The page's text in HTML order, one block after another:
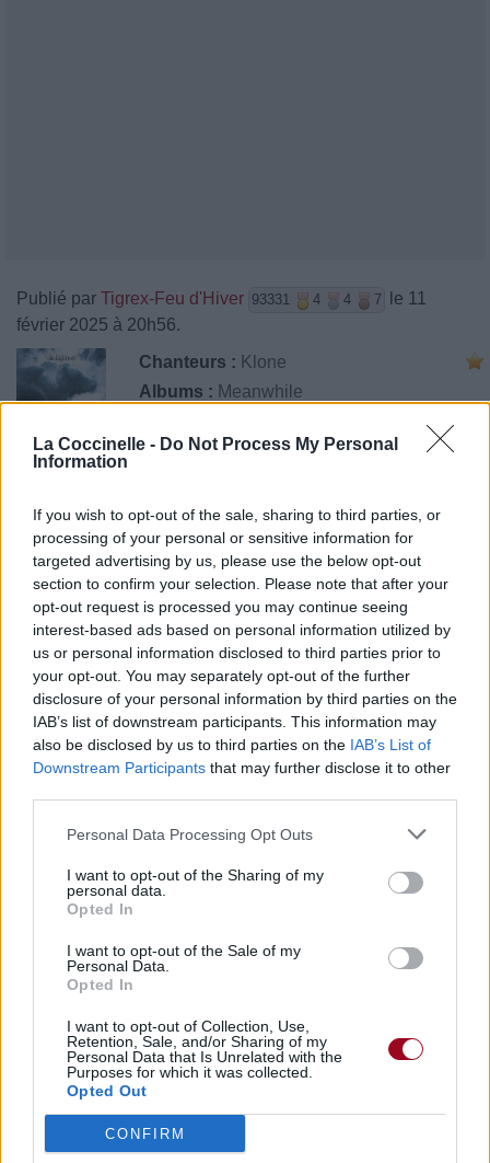
La Coccinelle - Do Not Process My Personal
Information
If you wish to opt-out of the sale, sharing to third parties, or
processing of your personal or sensitive information for
targeted advertising by us, please use the below opt-out
section to confirm your selection. Please note that after your
opt-out request is processed you may continue seeing
interest-based ads based on personal information utilized by
us or personal information disclosed to third parties prior to
your opt-out. You may separately opt-out of the further
disclosure of your personal information by third parties on the
IAB’s list of downstream participants. This information may
also be disclosed by us to third parties on the IAB’s List of
Downstream Participants that may further disclose it to other
Personal Data Processing Opt Outs
I want to opt-out of the Sharing of my
personal data.
Opted In
I want to opt-out of the Sale of my
Personal Data.
Opted In
I want to opt-out of Collection, Use,
Retention, Sale, and/or Sharing of my
Personal Data that Is Unrelated with the
Purposes for which it was collected.
Opted Out
CONFIRM
Publié par Tigrex-Feu d'Hiver 93331 4 4 7
le 11
février 2025 à 20h56.
Chanteurs : Klone
Albums : Meanwhile
Commentaires
Pour prolonger le plaisir musical :
Vous aimez chanter, apprenez la guitare chez
Télécharger légalement les MP3 sur
Télécharger légalement les MP3 ou trouver le CD sur
meilleur prix sur
Paroles + Traduction
Commentaires
Voir la vidéo de «Blink of an Eye»
Chanson sans vidéo